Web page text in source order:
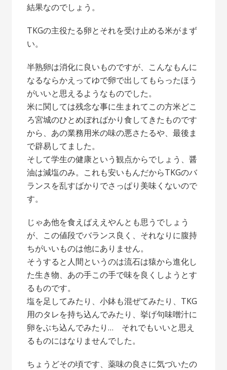
結果なのでしょう。
TKGの主役たる卵とそれを受け止める米がまず
い。
半熟卵は消化に良いものですが、こんなもんに
なるならかえってゆで卵で出してもらったほう
がいいと思えるようなものでした。
米に関しては残念な事に生まれてこの方米どこ
ろ宮城のひとめぼればかり食してきたものです
から、あの業務用米の味の悪さたるや、最後ま
で辟易してました。
そして学生の健康という観点からでしょう、醤
油は減塩のみ。これも安いもんだからTKGのバ
ランスを乱すばかりでさっぱり美味くないので
す。
じゃあ他を食えばええやんとも思うでしょう
が、この値段でバランス良く、それなりに腹持
ちがいいものは他にありません。
そうすると人間というのは流石は猿から進化し
た生き物、あの手この手で味を良くしようとす
るものです。
塩を足してみたり、小鉢も混ぜてみたり、TKG
用のタレを持ち込んでみたり、挙げ句味噌汁に
卵をぶち込んでみたり… それでもいいと思え
るものにはなりませんでした。
ちょうどその頃です、薬味の良さに気づいたの